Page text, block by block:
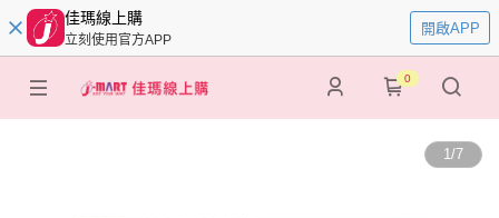
佳瑪線上購
立刻使用官方APP
開啟APP
0
1/7